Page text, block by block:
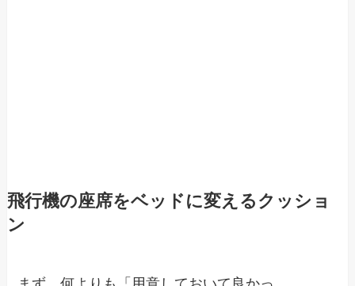
飛行機の座席をベッドに変えるクッショ
ン